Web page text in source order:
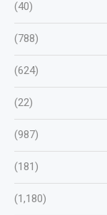
(40)
(788)
(624)
(22)
(987)
(181)
(1,180)